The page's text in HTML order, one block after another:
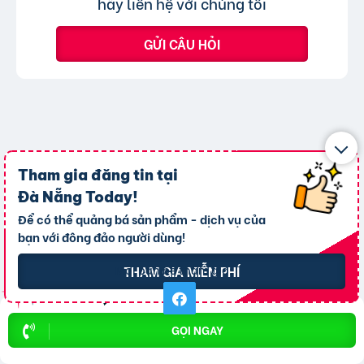
GỌI NGAY
Tham gia đăng tin tại
Đà Nẵng Today!
Để có thể quảng bá sản phẩm - dịch vụ của
bạn với đông đảo người dùng!
THAM GIA MIỄN PHÍ
GỬI CÂU HỎI
Chào mừng
THÀNH VIÊN MỚI
THAM GIA NGAY
Mời bạn bè tham gia: